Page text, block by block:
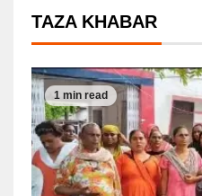
TAZA KHABAR
1 min read